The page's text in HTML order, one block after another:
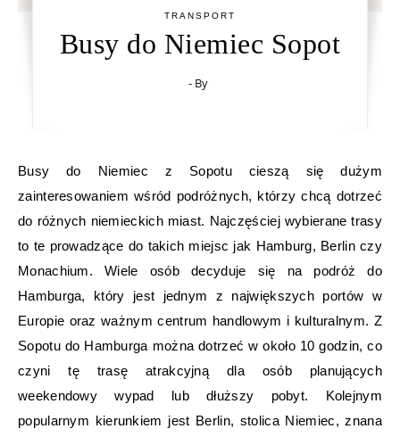
TRANSPORT
Busy do Niemiec Sopot
- By
Busy do Niemiec z Sopotu cieszą się dużym
zainteresowaniem wśród podróżnych, którzy chcą dotrzeć
do różnych niemieckich miast. Najczęściej wybierane trasy
to te prowadzące do takich miejsc jak Hamburg, Berlin czy
Monachium. Wiele osób decyduje się na podróż do
Hamburga, który jest jednym z największych portów w
Europie oraz ważnym centrum handlowym i kulturalnym. Z
Sopotu do Hamburga można dotrzeć w około 10 godzin, co
czyni tę trasę atrakcyjną dla osób planujących
weekendowy wypad lub dłuższy pobyt. Kolejnym
popularnym kierunkiem jest Berlin, stolica Niemiec, znana